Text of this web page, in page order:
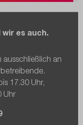
wir es auch.
ausschließlich an
17.30 Uhr,
Uhr